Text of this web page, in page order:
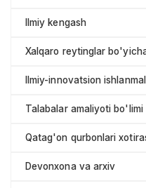
Ilmiy kengash
Xalqaro reytinglar
Ilmiy-innovatsion
Talabalar amaliyoti bo'limi
Qatag'on qurbonlari
Devonxona va arxiv